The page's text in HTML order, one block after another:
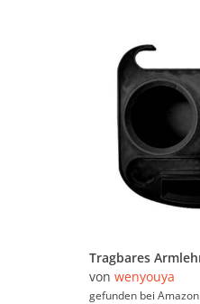
von wenyouya
gefunden bei Amazon